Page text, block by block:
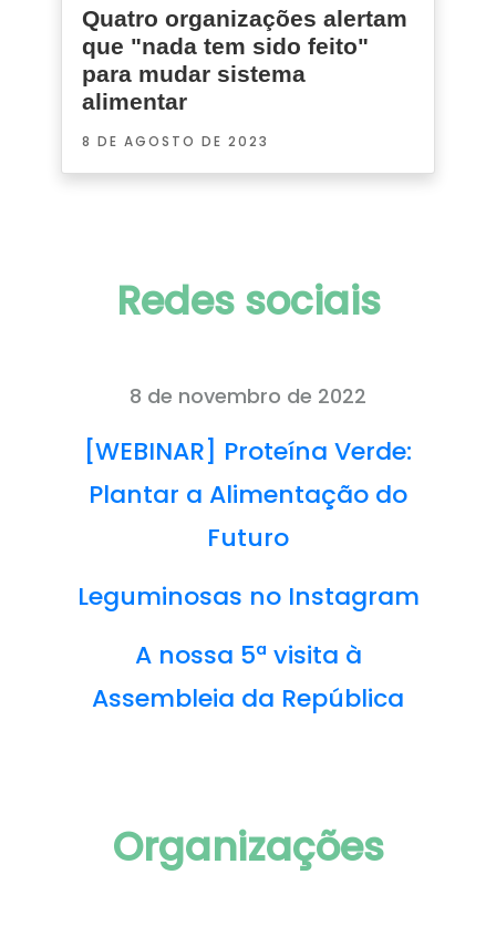
Quatro organizações alertam
que "nada tem sido feito"
para mudar sistema
alimentar
8 DE AGOSTO DE 2023
Redes sociais
8 de novembro de 2022
[WEBINAR] Proteína Verde:
Plantar a Alimentação do
Futuro
Leguminosas no Instagram
A nossa 5ª visita à
Assembleia da República
Organizações